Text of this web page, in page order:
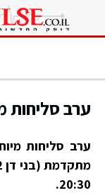
ערב סליחות
ערב סליחות
20:30.